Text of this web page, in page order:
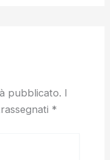
pubblicato. I
*